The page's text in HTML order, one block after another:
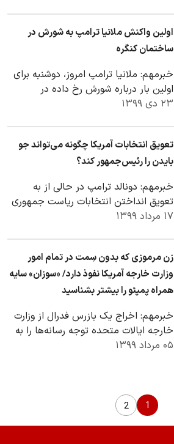
اولین واکنش ملانیا ترامپ به شورش در
ساختمان کنگره
خبرمهم: ملانیا ترامپ امروز، دوشنبه برای
اولین بار درباره شورش رخ داده در
ساختمان کنگره در واشنگتن اظهارنظر
۲۳ دی ۱۳۹۹
تعویق انتخابات آمریکا چگونه می‌تواند جو
بایدن را رئیس‌جمهور کند؟
خبرمهم: دونالد ترامپ در حالی از به
تعویق انداختن انتخابات ریاست جمهوری
در آمریکا سخن‌گفته که با توجه به قانون
۱۷ مرداد ۱۳۹۹
زن مرموزی که بدون سِمت در تمام امور
وزارت خارجه آمریکا نفوذ دارد/ «سوزان» سایه
همراه پمپئو را بیشتر بشناسید
خبرمهم: اخراج یک بازرس فدرال از وزارت
خارجه ایالات متحده توجه رسانه‌ها را به
فردی جلب کرد که هیچ سمتی در دولت
۰۵ مرداد ۱۳۹۹
1
2